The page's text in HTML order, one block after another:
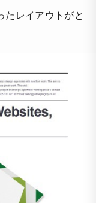
たレイアウトがと